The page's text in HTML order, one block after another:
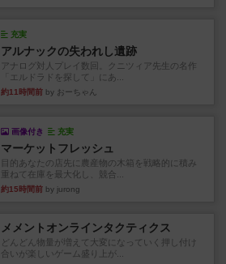
充実
アルナックの失われし遺跡
アナログ対人プレイ数回。クニツィア先生の名作
「エルドラドを探して」にあ...
約11時間前 by おーちゃん
画像付き 充実
マーケットフレッシュ
目的あなたの店先に農産物の木箱を戦略的に積み
重ねて在庫を最大化し、競合...
約15時間前 by jurong
メメントオンラインタクティクス
どんどん物量が増えて大変になっていく押し付け
合いが楽しいゲーム盛り上が...